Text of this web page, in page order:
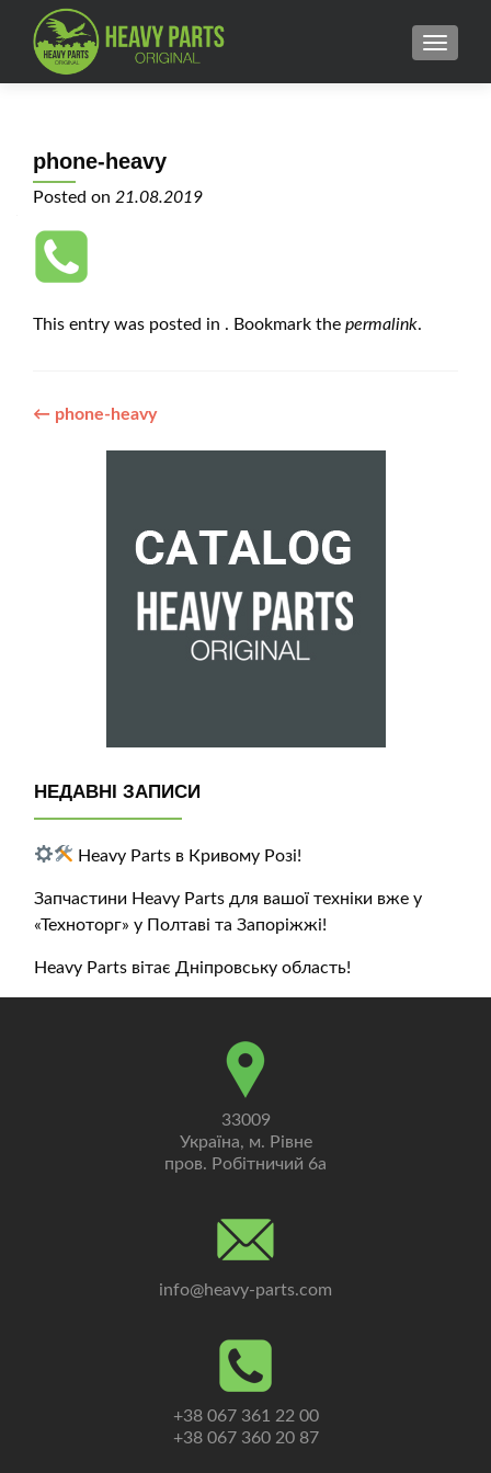
MENU
phone-heavy
Posted on 21.08.2019
This entry was posted in . Bookmark the permalink.
Post
navigation
← phone-heavy
НЕДАВНІ ЗАПИСИ
Heavy Parts в Кривому Розі!
Запчастини Heavy Parts для вашої техніки вже у
«Техноторг» у Полтаві та Запоріжжі!
Heavy Parts вітає Дніпровську область!
33009
Україна, м. Рівне
пров. Робітничий 6а
info@heavy-parts.com
+38 067 361 22 00
+38 067 360 20 87